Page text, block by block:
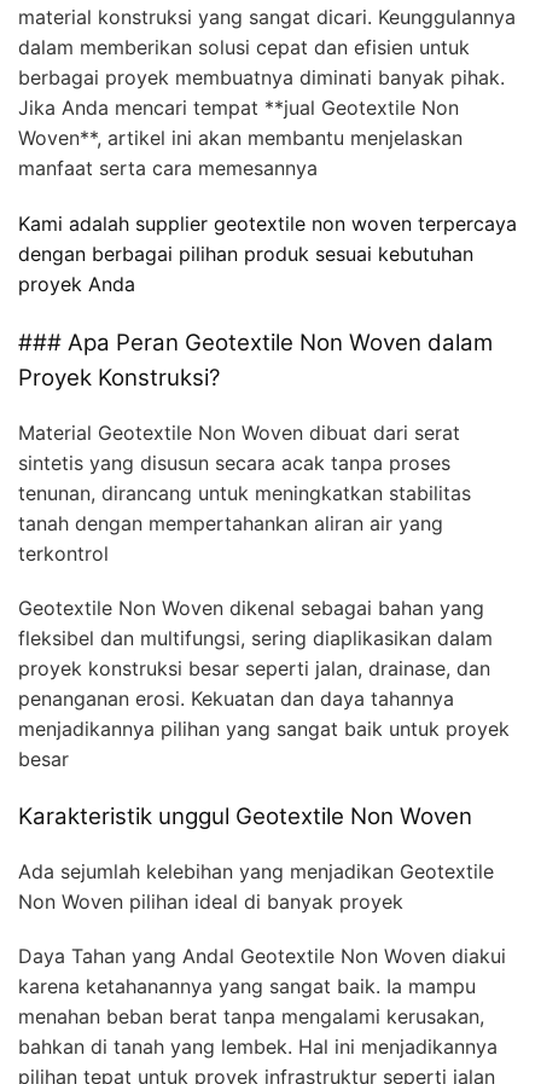
material konstruksi yang sangat dicari. Keunggulannya
dalam memberikan solusi cepat dan efisien untuk
berbagai proyek membuatnya diminati banyak pihak.
Jika Anda mencari tempat **jual Geotextile Non
Woven**, artikel ini akan membantu menjelaskan
manfaat serta cara memesannya
Kami adalah supplier geotextile non woven terpercaya
dengan berbagai pilihan produk sesuai kebutuhan
proyek Anda
### Apa Peran Geotextile Non Woven dalam
Proyek Konstruksi?
Material Geotextile Non Woven dibuat dari serat
sintetis yang disusun secara acak tanpa proses
tenunan, dirancang untuk meningkatkan stabilitas
tanah dengan mempertahankan aliran air yang
terkontrol
Geotextile Non Woven dikenal sebagai bahan yang
fleksibel dan multifungsi, sering diaplikasikan dalam
proyek konstruksi besar seperti jalan, drainase, dan
penanganan erosi. Kekuatan dan daya tahannya
menjadikannya pilihan yang sangat baik untuk proyek
besar
Karakteristik unggul Geotextile Non Woven
Ada sejumlah kelebihan yang menjadikan Geotextile
Non Woven pilihan ideal di banyak proyek
Daya Tahan yang Andal Geotextile Non Woven diakui
karena ketahanannya yang sangat baik. Ia mampu
menahan beban berat tanpa mengalami kerusakan,
bahkan di tanah yang lembek. Hal ini menjadikannya
pilihan tepat untuk proyek infrastruktur seperti jalan